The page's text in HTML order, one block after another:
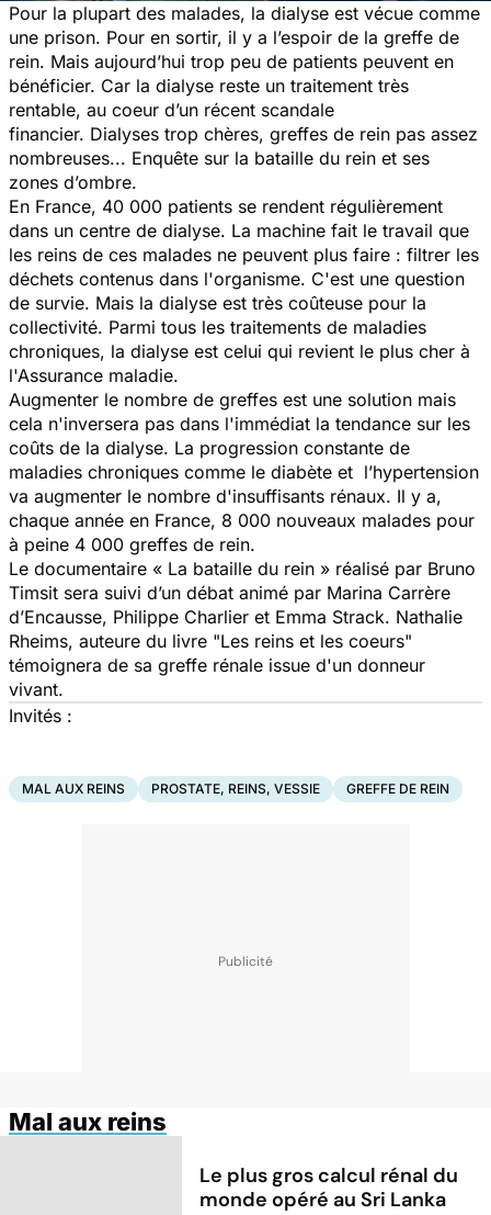
Pour la plupart des malades, la dialyse est vécue comme
une prison. Pour en sortir, il y a l’espoir de la greffe de
rein. Mais aujourd’hui trop peu de patients peuvent en
bénéficier. Car la dialyse reste un traitement très
rentable, au coeur d’un récent scandale
financier. Dialyses trop chères, greffes de rein pas assez
nombreuses... Enquête sur la bataille du rein et ses
zones d’ombre.
En France, 40 000 patients se rendent régulièrement
dans un centre de dialyse. La machine fait le travail que
les reins de ces malades ne peuvent plus faire : filtrer les
déchets contenus dans l'organisme. C'est une question
de survie. Mais la dialyse est très coûteuse pour la
collectivité. Parmi tous les traitements de maladies
chroniques, la dialyse est celui qui revient le plus cher à
l'Assurance maladie.
Augmenter le nombre de greffes est une solution mais
cela n'inversera pas dans l'immédiat la tendance sur les
coûts de la dialyse. La progression constante de
maladies chroniques comme le diabète et l’hypertension
va augmenter le nombre d'insuffisants rénaux. Il y a,
chaque année en France, 8 000 nouveaux malades pour
à peine 4 000 greffes de rein.
Le documentaire « La bataille du rein » réalisé par Bruno
Timsit sera suivi d’un débat animé par Marina Carrère
d’Encausse, Philippe Charlier et Emma Strack. Nathalie
Rheims, auteure du livre "Les reins et les coeurs"
témoignera de sa greffe rénale issue d'un donneur
vivant.
Invités :
MAL AUX REINS PROSTATE, REINS, VESSIE GREFFE DE REIN
Mal aux reins
Le plus gros calcul rénal du
monde opéré au Sri Lanka